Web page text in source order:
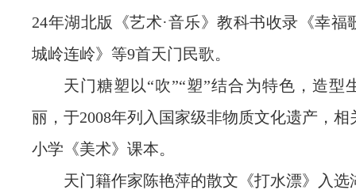
24年湖北版《艺术·音乐》教科书收录《幸福
城岭连岭》等9首天门民歌。
天门糖塑以“吹”“塑”结合为特色，造型
丽，于2008年列入国家级非物质文化遗产，相
小学《美术》课本。
天门籍作家陈艳萍的散文《打水漂》入选